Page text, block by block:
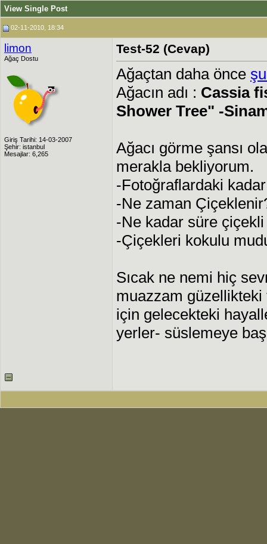
View Single Post
02-11-2010, 18:34
limon
Ağaç Dostu
Giriş Tarihi: 14-03-2007
Şehir: istanbul
Mesajlar: 6,265
Test-52 (Cevap)
Ağaçtan daha önce
Ağacın adı : Cassia
Shower Tree" -
Ağacı görme şansı
merakla bekliyorum.
-Fotoğraflardaki
-Ne zaman
-Ne kadar süre çiçekli
-Çiçekleri kokulu
Sıcak ne nemi hiç
muazzam
için gelecekteki
yerler- süslemeye